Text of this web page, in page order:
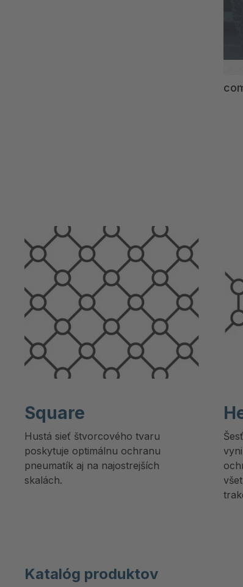
Square
Hustá sieť štvorcového tvaru
poskytuje optimálnu ochranu
pneumatík aj na najostrejších
skalách.
Katalóg produktov